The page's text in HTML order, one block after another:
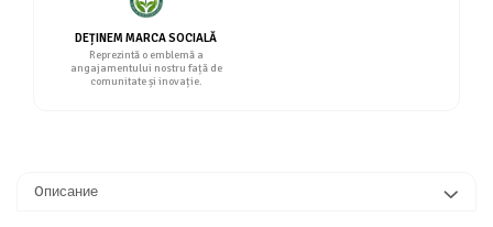
DEȚINEM MARCA SOCIALĂ
Reprezintă o emblemă a
angajamentului nostru față de
comunitate și inovație.
Oписание